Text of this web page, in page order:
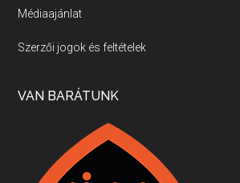
Villány, kékfrankos, Jackfall
Apr 17, 2026 • 00:35:38
Boston, teadélután, bab és homár
Apr 9, 2026 • 00:37:17
Médiaajánlat
Szerzői jogok és feltételek
VAN BARÁTUNK